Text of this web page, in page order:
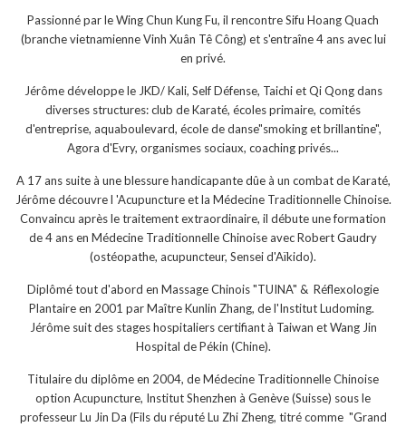
Passionné par le Wing Chun Kung Fu, il rencontre Sifu Hoang Quach
(branche vietnamienne Vinh Xuân Tê Công) et s'entraîne 4 ans avec lui
en privé.
Jérôme développe le JKD/ Kali, Self Défense, Taichi et Qi Qong dans
diverses structures: club de Karaté, écoles primaire, comités
d'entreprise, aquaboulevard, école de danse"smoking et brillantine",
Agora d'Evry, organismes sociaux, coaching privés...
A 17 ans suite à une blessure handicapante dûe à un combat de Karaté,
Jérôme découvre l 'Acupuncture et la Médecine Traditionnelle Chinoise.
Convaincu après le traitement extraordinaire, il débute une formation
de 4 ans en Médecine Traditionnelle Chinoise avec Robert Gaudry
(ostéopathe, acupuncteur, Sensei d'Aïkido).
Diplômé tout d'abord en Massage Chinois "TUINA" & Réflexologie
Plantaire en 2001 par Maître Kunlin Zhang, de l'Institut Ludoming.
Jérôme suit des stages hospitaliers certifiant à Taiwan et Wang Jin
Hospital de Pékin (Chine).
Titulaire du diplôme en 2004, de Médecine Traditionnelle Chinoise
option Acupuncture, Institut Shenzhen à Genève (Suisse) sous le
professeur Lu Jin Da (Fils du réputé Lu Zhi Zheng, titré comme "Grand